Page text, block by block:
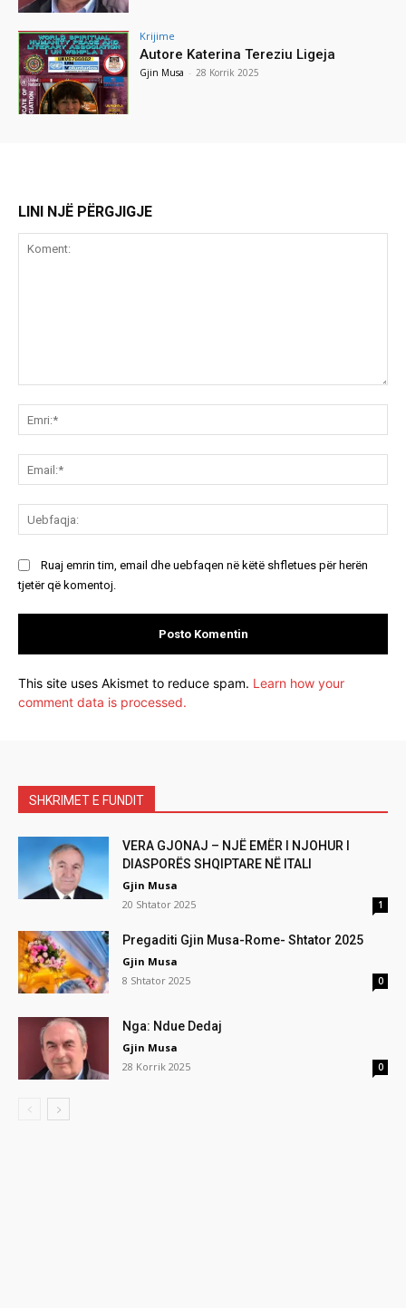
Krijime
Autore Katerina Tereziu Ligeja
Gjin Musa - 28 Korrik 2025
LINI NJË PËRGJIGJE
Ruaj emrin tim, email dhe uebfaqen në këtë shfletues për herën
tjetër që komentoj.
This site uses Akismet to reduce spam. Learn how your
comment data is processed.
SHKRIMET E FUNDIT
VERA GJONAJ – NJË EMËR I NJOHUR I
DIASPORËS SHQIPTARE NË ITALI
Gjin Musa
20 Shtator 2025
1
Pregaditi Gjin Musa-Rome- Shtator 2025
Gjin Musa
8 Shtator 2025
0
Nga: Ndue Dedaj
Gjin Musa
28 Korrik 2025
0